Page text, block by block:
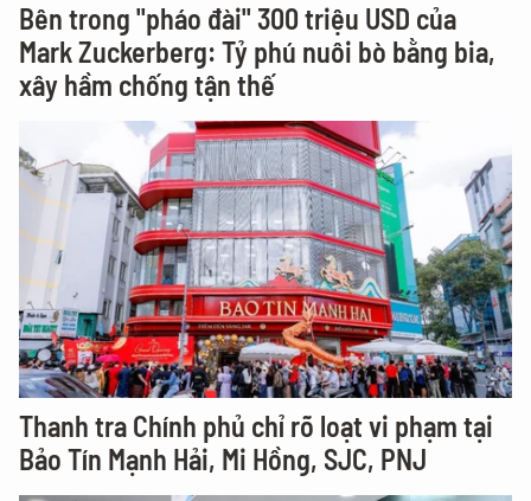
Bên trong "pháo đài" 300 triệu USD của
Mark Zuckerberg: Tỷ phú nuôi bò bằng bia,
xây hầm chống tận thế
Thanh tra Chính phủ chỉ rõ loạt vi phạm tại
Bảo Tín Mạnh Hải, Mi Hồng, SJC, PNJ